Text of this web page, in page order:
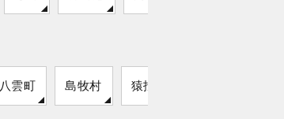
八雲町 島牧村 猿払村